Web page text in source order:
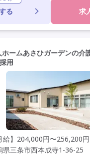
学歴不問
定
る 求
ームあさひガーデンの介
用
給】204,000円〜256,200円
県三条市西本成寺1-36-25